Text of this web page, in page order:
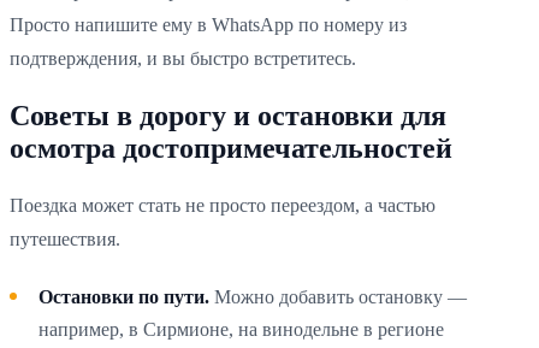
Просто напишите ему в WhatsApp по номеру из
подтверждения, и вы быстро встретитесь.
Советы в дорогу и остановки для
осмотра достопримечательностей
Поездка может стать не просто переездом, а частью
путешествия.
Остановки по пути. Можно добавить остановку —
например, в Сирмионе, на винодельне в регионе